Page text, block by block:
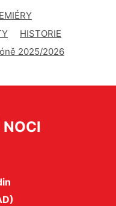
HISTORIE
2025/2026